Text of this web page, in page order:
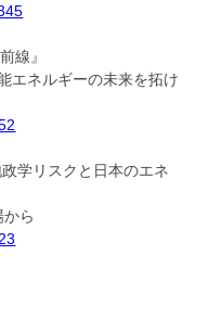
線』
エネルギーの未来を拓け
学リスクと日本のエネ
ら